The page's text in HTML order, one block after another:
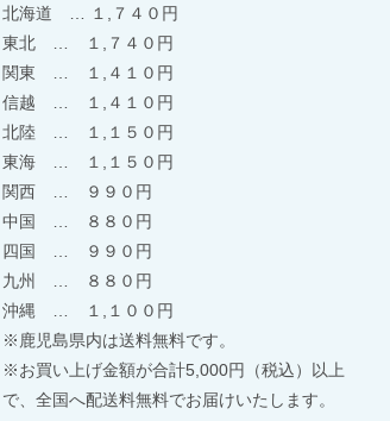
北海道 … １,７４０円
東北 … １,７４０円
関東 … １,４１０円
信越 … １,４１０円
北陸 … １,１５０円
東海 … １,１５０円
関西 … ９９０円
中国 … ８８０円
四国 … ９９０円
九州 … ８８０円
沖縄 … １,１００円
※鹿児島県内は送料無料です。
※お買い上げ金額が合計5,000円（税込）以上
で、全国へ配送料無料でお届けいたします。